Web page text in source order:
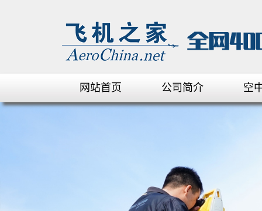
网站首页 公司简介 空